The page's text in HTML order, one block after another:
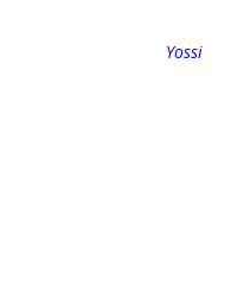
Yossi
Be)